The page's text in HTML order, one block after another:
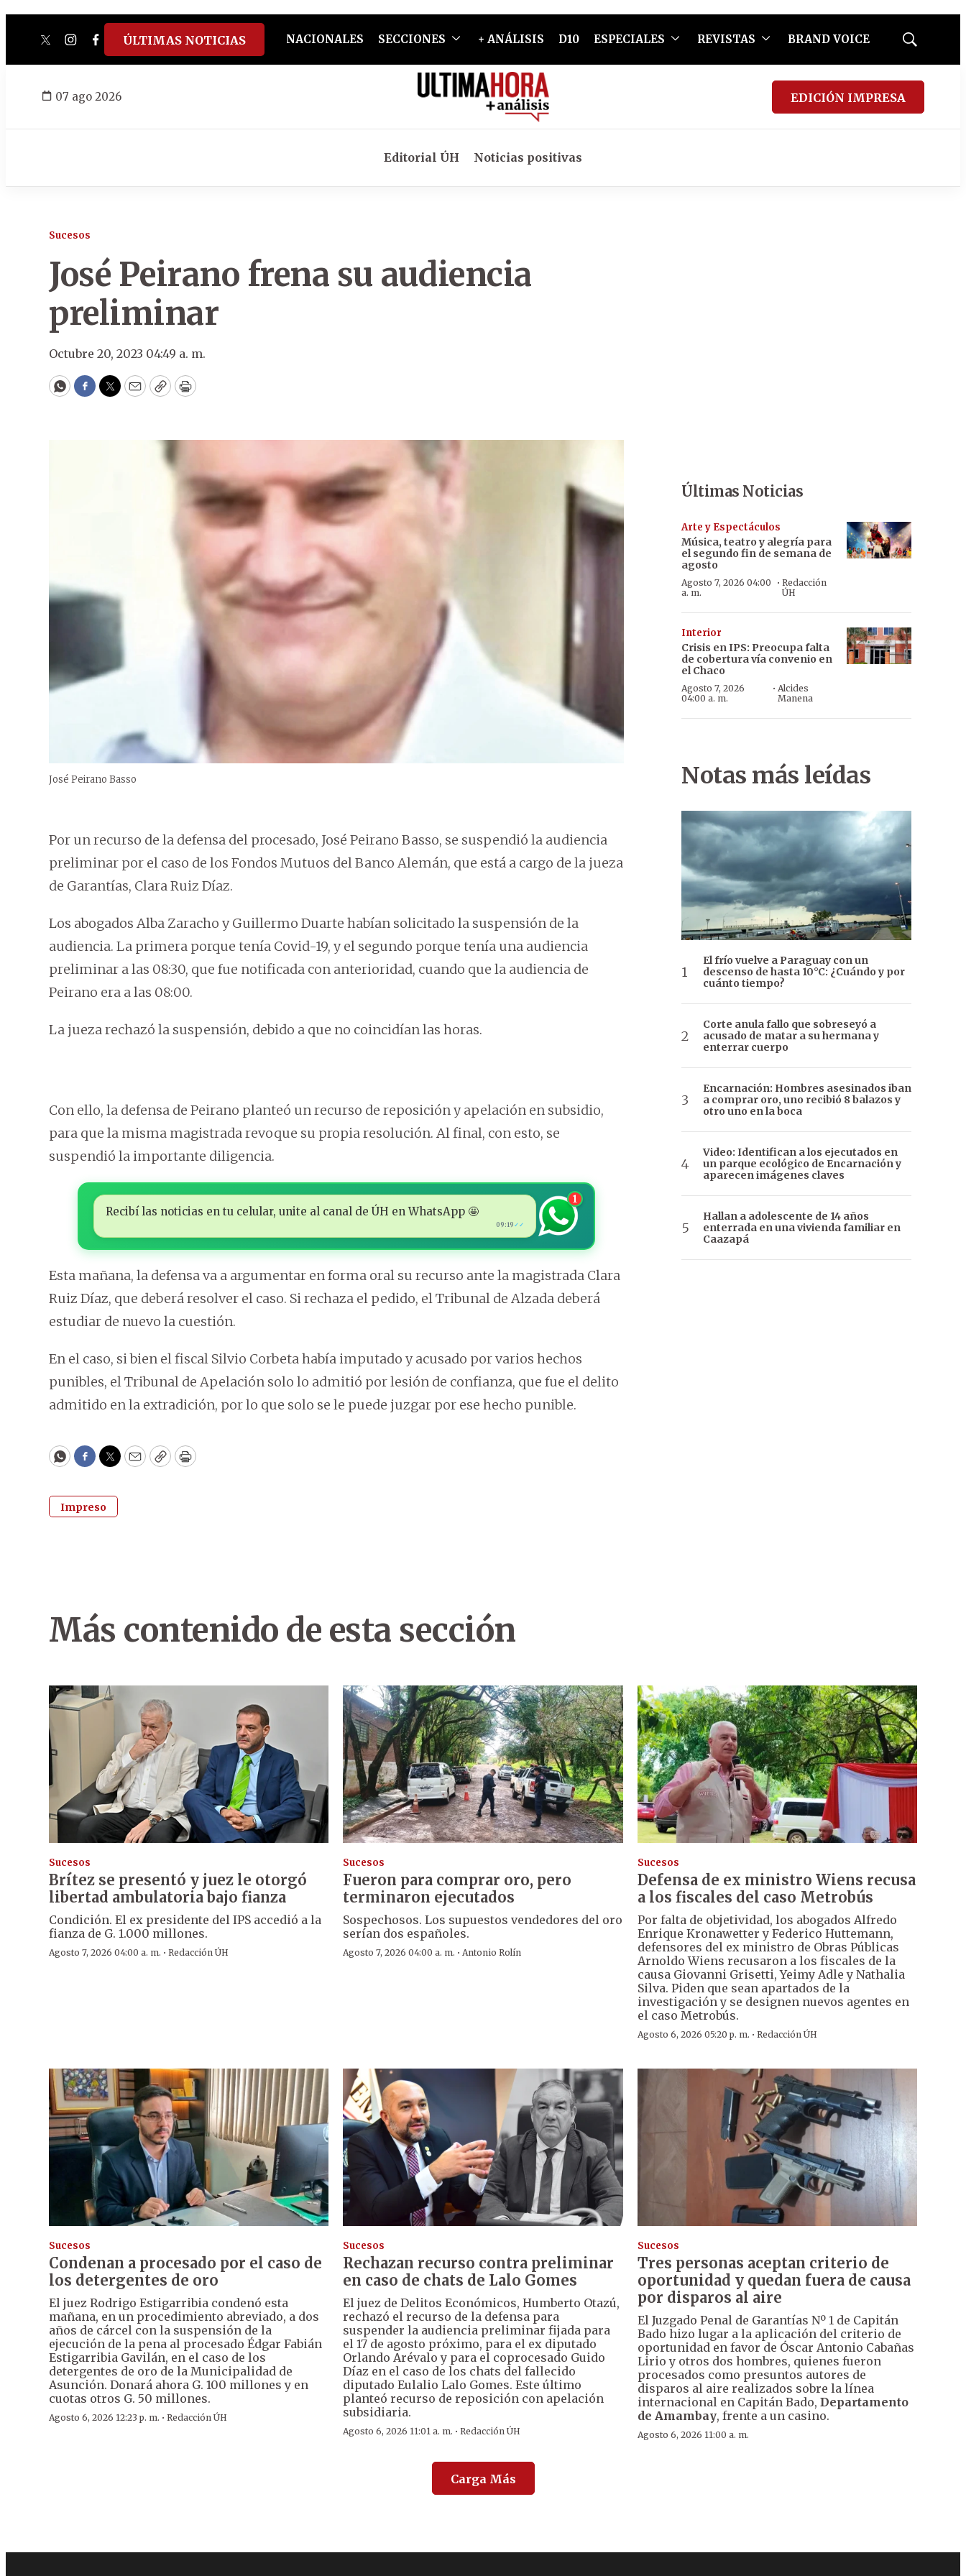
twitterinstagram
facebook
tiktokyoutube
spotify
ÚLTIMAS NOTICIAS NACIONALES SECCIONES + ANÁLISIS D10 ESPECIALES REVISTAS BRAND VOICE
Mostrar
07 ago 2026 EDICIÓN IMPRESA
Editorial ÚH Noticias positivas
Sucesos
José Peirano frena su audiencia
preliminar
Octubre 20, 2023 04:49 a. m.
WhatsApp
Facebook
Twitter
EmailCopyPrint
José Peirano Basso
Por un recurso de la defensa del procesado, José Peirano Basso, se suspendió la audiencia
preliminar por el caso de los Fondos Mutuos del Banco Alemán, que está a cargo de la jueza
de Garantías, Clara Ruiz Díaz.
Los abogados Alba Zaracho y Guillermo Duarte habían solicitado la suspensión de la
audiencia. La primera porque tenía Covid-19, y el segundo porque tenía una audiencia
preliminar a las 08:30, que fue notificada con anterioridad, cuando que la audiencia de
Peirano era a las 08:00.
La jueza rechazó la suspensión, debido a que no coincidían las horas.
Con ello, la defensa de Peirano planteó un recurso de reposición y apelación en subsidio,
para que la misma magistrada revoque su propia resolución. Al final, con esto, se
suspendió la importante diligencia.
Recibí las noticias en tu celular, unite al canal de ÚH en WhatsApp 🤩
09:19 ✓✓
1
Esta mañana, la defensa va a argumentar en forma oral su recurso ante la magistrada Clara
Ruiz Díaz, que deberá resolver el caso. Si rechaza el pedido, el Tribunal de Alzada deberá
estudiar de nuevo la cuestión.
En el caso, si bien el fiscal Silvio Corbeta había imputado y acusado por varios hechos
punibles, el Tribunal de Apelación solo lo admitió por lesión de confianza, que fue el delito
admitido en la extradición, por lo que solo se le puede juzgar por ese hecho punible.
WhatsApp
Facebook
Twitter
EmailCopyPrint
Impreso
Últimas Noticias
Arte y Espectáculos
Música, teatro y alegría para
el segundo fin de semana de
agosto
Agosto 7, 2026 04:00
a. m.
· Redacción
ÚH
Interior
Crisis en IPS: Preocupa falta
de cobertura vía convenio en
el Chaco
Agosto 7, 2026
04:00 a. m.
·Alcides
Manena
Notas más leídas
El frío vuelve a Paraguay con un
descenso de hasta 10°C: ¿Cuándo y por
cuánto tiempo?
Corte anula fallo que sobreseyó a
acusado de matar a su hermana y
enterrar cuerpo
Encarnación: Hombres asesinados iban
a comprar oro, uno recibió 8 balazos y
otro uno en la boca
Video: Identifican a los ejecutados en
un parque ecológico de Encarnación y
aparecen imágenes claves
Hallan a adolescente de 14 años
enterrada en una vivienda familiar en
Caazapá
Más contenido de esta sección
Sucesos
Brítez se presentó y juez le otorgó
libertad ambulatoria bajo fianza
Condición. El ex presidente del IPS accedió a la
fianza de G. 1.000 millones.
Agosto 7, 2026 04:00 a. m. · Redacción ÚH
Sucesos
Fueron para comprar oro, pero
terminaron ejecutados
Sospechosos. Los supuestos vendedores del oro
serían dos españoles.
Agosto 7, 2026 04:00 a. m. ·Antonio Rolín
Sucesos
Defensa de ex ministro Wiens recusa
a los fiscales del caso Metrobús
Por falta de objetividad, los abogados Alfredo
Enrique Kronawetter y Federico Huttemann,
defensores del ex ministro de Obras Públicas
Arnoldo Wiens recusaron a los fiscales de la
causa Giovanni Grisetti, Yeimy Adle y Nathalia
Silva. Piden que sean apartados de la
investigación y se designen nuevos agentes en
el caso Metrobús.
Agosto 6, 2026 05:20 p. m. · Redacción ÚH
Sucesos
Condenan a procesado por el caso de
los detergentes de oro
El juez Rodrigo Estigarribia condenó esta
mañana, en un procedimiento abreviado, a dos
años de cárcel con la suspensión de la
ejecución de la pena al procesado Édgar Fabián
Estigarribia Gavilán, en el caso de los
detergentes de oro de la Municipalidad de
Asunción. Donará ahora G. 100 millones y en
cuotas otros G. 50 millones.
Agosto 6, 2026 12:23 p. m. · Redacción ÚH
Sucesos
Rechazan recurso contra preliminar
en caso de chats de Lalo Gomes
El juez de Delitos Económicos, Humberto Otazú,
rechazó el recurso de la defensa para
suspender la audiencia preliminar fijada para
el 17 de agosto próximo, para el ex diputado
Orlando Arévalo y para el coprocesado Guido
Díaz en el caso de los chats del fallecido
diputado Eulalio Lalo Gomes. Este último
planteó recurso de reposición con apelación
subsidiaria.
Agosto 6, 2026 11:01 a. m. ·Redacción ÚH
Sucesos
Tres personas aceptan criterio de
oportunidad y quedan fuera de causa
por disparos al aire
El Juzgado Penal de Garantías Nº 1 de Capitán
Bado hizo lugar a la aplicación del criterio de
oportunidad en favor de Óscar Antonio Cabañas
Lirio y otros dos hombres, quienes fueron
procesados como presuntos autores de
disparos al aire realizados sobre la línea
internacional en Capitán Bado, Departamento
de Amambay, frente a un casino.
Agosto 6, 2026 11:00 a. m.
Carga Más